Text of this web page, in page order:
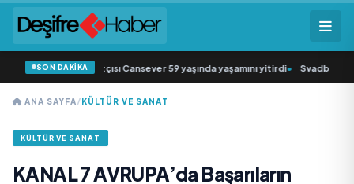
SON DAKİKA
sevilen sanatçısı Cansever 59 yaşında yaşamını yitirdi• Svadba
ANA SAYFA/KÜLTÜR VE SANAT
KÜLTÜR VE SANAT
KANAL 7 AVRUPA’da Başarıların